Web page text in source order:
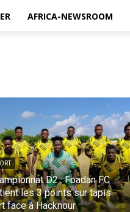
AFRICA-NEWSROOM
D2 : Foadan FC
les 3 points sur tapis
face à Hacknour